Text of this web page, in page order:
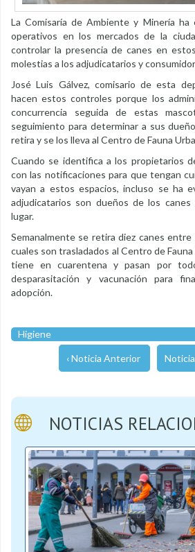
La Comisaría de Ambiente y Minería
operativos en los mercados de la
controlar la presencia de canes en
molestias a los adjudicatarios y
José Luis Gálvez, comisario de esta
hacen estos controles porque los
concurrencia seguida de estas
seguimiento para determinar a sus
retira y se los lleva al Centro de Fauna
Cuando se identifica a los propietarios
con las notificaciones para que tengan
vayan a estos espacios, incluso se ha
adjudicatarios son dueños de los
lugar.
Semanalmente se retira diez canes
cuales son trasladados al Centro de
tiene en cuarentena y pasan por
desparasitación y vacunación para
adopción.
Higiene
‹ Noticia Anterior
NOTICIAS